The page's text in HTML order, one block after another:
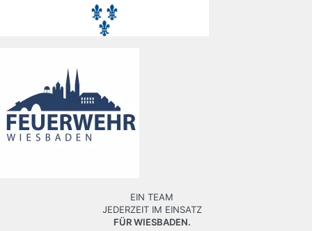
EIN TEAM
JEDERZEIT IM EINSATZ
FÜR WIESBADEN.